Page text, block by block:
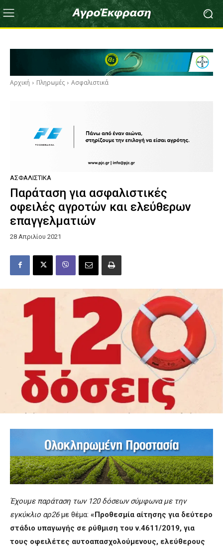
Αρχική Πληρωμές Ασφαλιστικά
ΑΣΦΑΛΙΣΤΙΚΆ
Παράταση για ασφαλιστικές
οφειλές αγροτών και ελεύθερων
επαγγελματιών
28 Απριλίου 2021
Έχουμε παράταση των 120 δόσεων σύμφωνα με την
εγκύκλιο αρ26με θέμα: «Προθεσμία αίτησης για δεύτερο
στάδιο υπαγωγής σε ρύθμιση του ν.4611/2019, για
τους οφειλέτες αυτοαπασχολούμενους, ελεύθερους